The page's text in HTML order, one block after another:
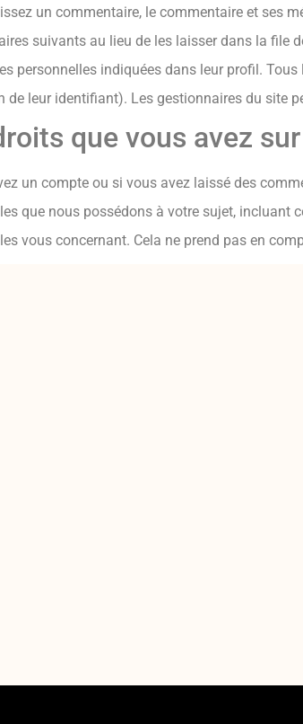
un commentaire, le commentaire et ses
suivants au lieu de les laisser dans la file
personnelles indiquées dans leur profil.
de leur identifiant). Les gestionnaires du site
que vous avez
un compte ou si vous avez laissé des
que nous possédons à votre sujet, incluant
vous concernant. Cela ne prend pas en